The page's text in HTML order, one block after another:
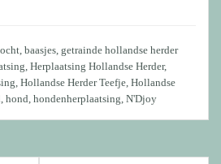
baasjes getrainde hollandse herder
Herplaatsing Hollandse Herder,
Hollandse Herder Teefje Hollandse
hond hondenherplaatsing N'Djoy